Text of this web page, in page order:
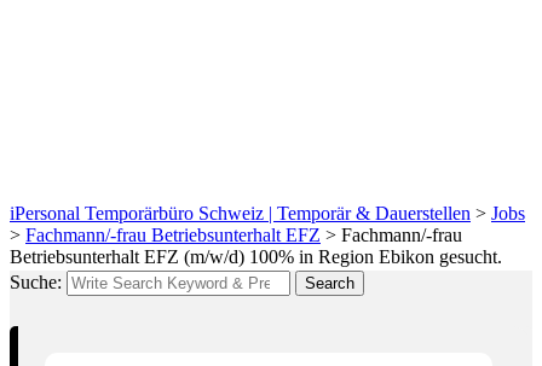
iPersonal Temporärbüro Schweiz | Temporär & Dauerstellen > Jobs
> Fachmann/-frau Betriebsunterhalt EFZ > Fachmann/-frau
Betriebsunterhalt EFZ (m/w/d) 100% in Region Ebikon gesucht.
Suche:
Search